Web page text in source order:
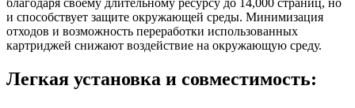
благодаря своему длительному ресурсу до 14,000 страниц, но
и способствует защите окружающей среды. Минимизация
отходов и возможность переработки использованных
картриджей снижают воздействие на окружающую среду.
Легкая установка и совместимость: